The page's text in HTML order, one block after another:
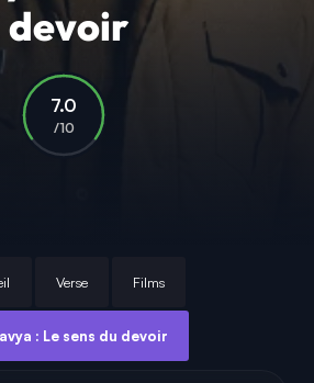
devoir
7.0
/10
Verse Films
: Le sens du devoir